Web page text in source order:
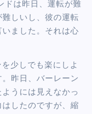
ドは昨日、運転が難
しいし、彼の運転
ました。それは心
少しでも楽にしよ
昨日、バーレーン
うには見えなかっ
したのですが、縮